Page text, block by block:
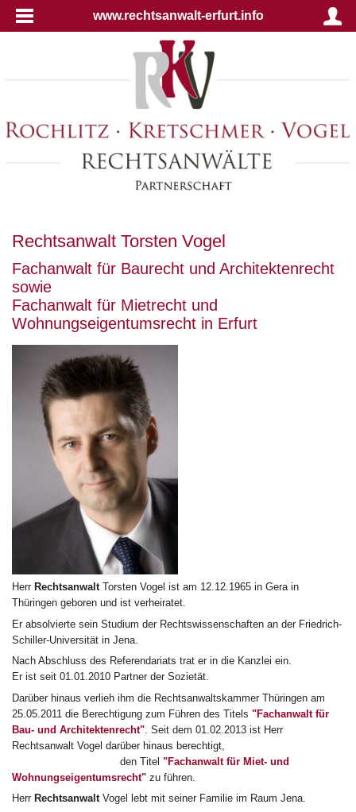
www.rechtsanwalt-erfurt.info
Rechtsanwalt Torsten Vogel
Fachanwalt für Baurecht und Architektenrecht
sowie
Fachanwalt für Mietrecht und
Wohnungseigentumsrecht in Erfurt
Herr RechtsanwaltTorsten Vogel ist am 12.12.1965 in Gera in
Thüringen geboren und ist verheiratet.
Er absolvierte sein Studium der Rechtswissenschaften an der Friedrich-
Schiller-Universität in Jena.
Nach Abschluss des Referendariats trat er in die Kanzlei ein.
Er ist seit 01.01.2010 Partner der Sozietät.
Darüber hinaus verlieh ihm die Rechtsanwaltskammer Thüringen am
25.05.2011 die Berechtigung zum Führen des Titels "Fachanwalt für
Bau- und Architektenrecht" . Seit dem 01.02.2013 ist Herr
Rechtsanwalt Vogel darüber hinaus berechtigt,
den Titel "Fachanwalt für Miet- und
Wohnungseigentumsrecht" zu führen.
Herr RechtsanwaltVogel lebt mit seiner Familie im Raum Jena.